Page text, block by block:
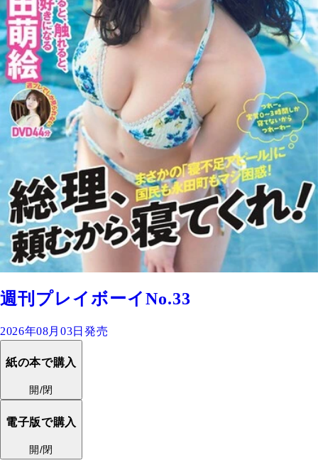
週刊プレイボーイNo.33
2026年08月03日発売
紙の本で購入
開/閉
電子版で購入
開/閉